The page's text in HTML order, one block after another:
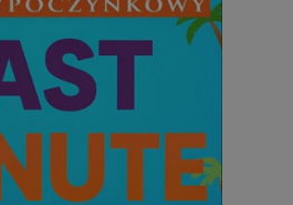
Targetowanie
cookie umożliwiają korzystanie z podstawowych
użytkownika i zarządzanie kontem. Bez
korzystać ze strony internetowej.
Provider/
Domena
zabrze.com.pl